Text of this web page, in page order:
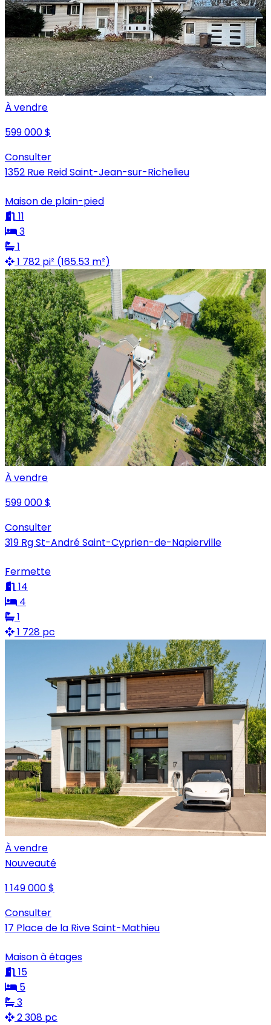
À vendre
599 000 $
Consulter
1352 Rue Reid Saint-Jean-sur-Richelieu
Maison de plain-pied
11
3
1
1 782 pi² (165.53 m²)
À vendre
599 000 $
Consulter
319 Rg St-André Saint-Cyprien-de-Napierville
Fermette
14
4
1
1 728 pc
À vendre
Nouveauté
1 149 000 $
Consulter
17 Place de la Rive Saint-Mathieu
Maison à étages
15
5
3
2 308 pc